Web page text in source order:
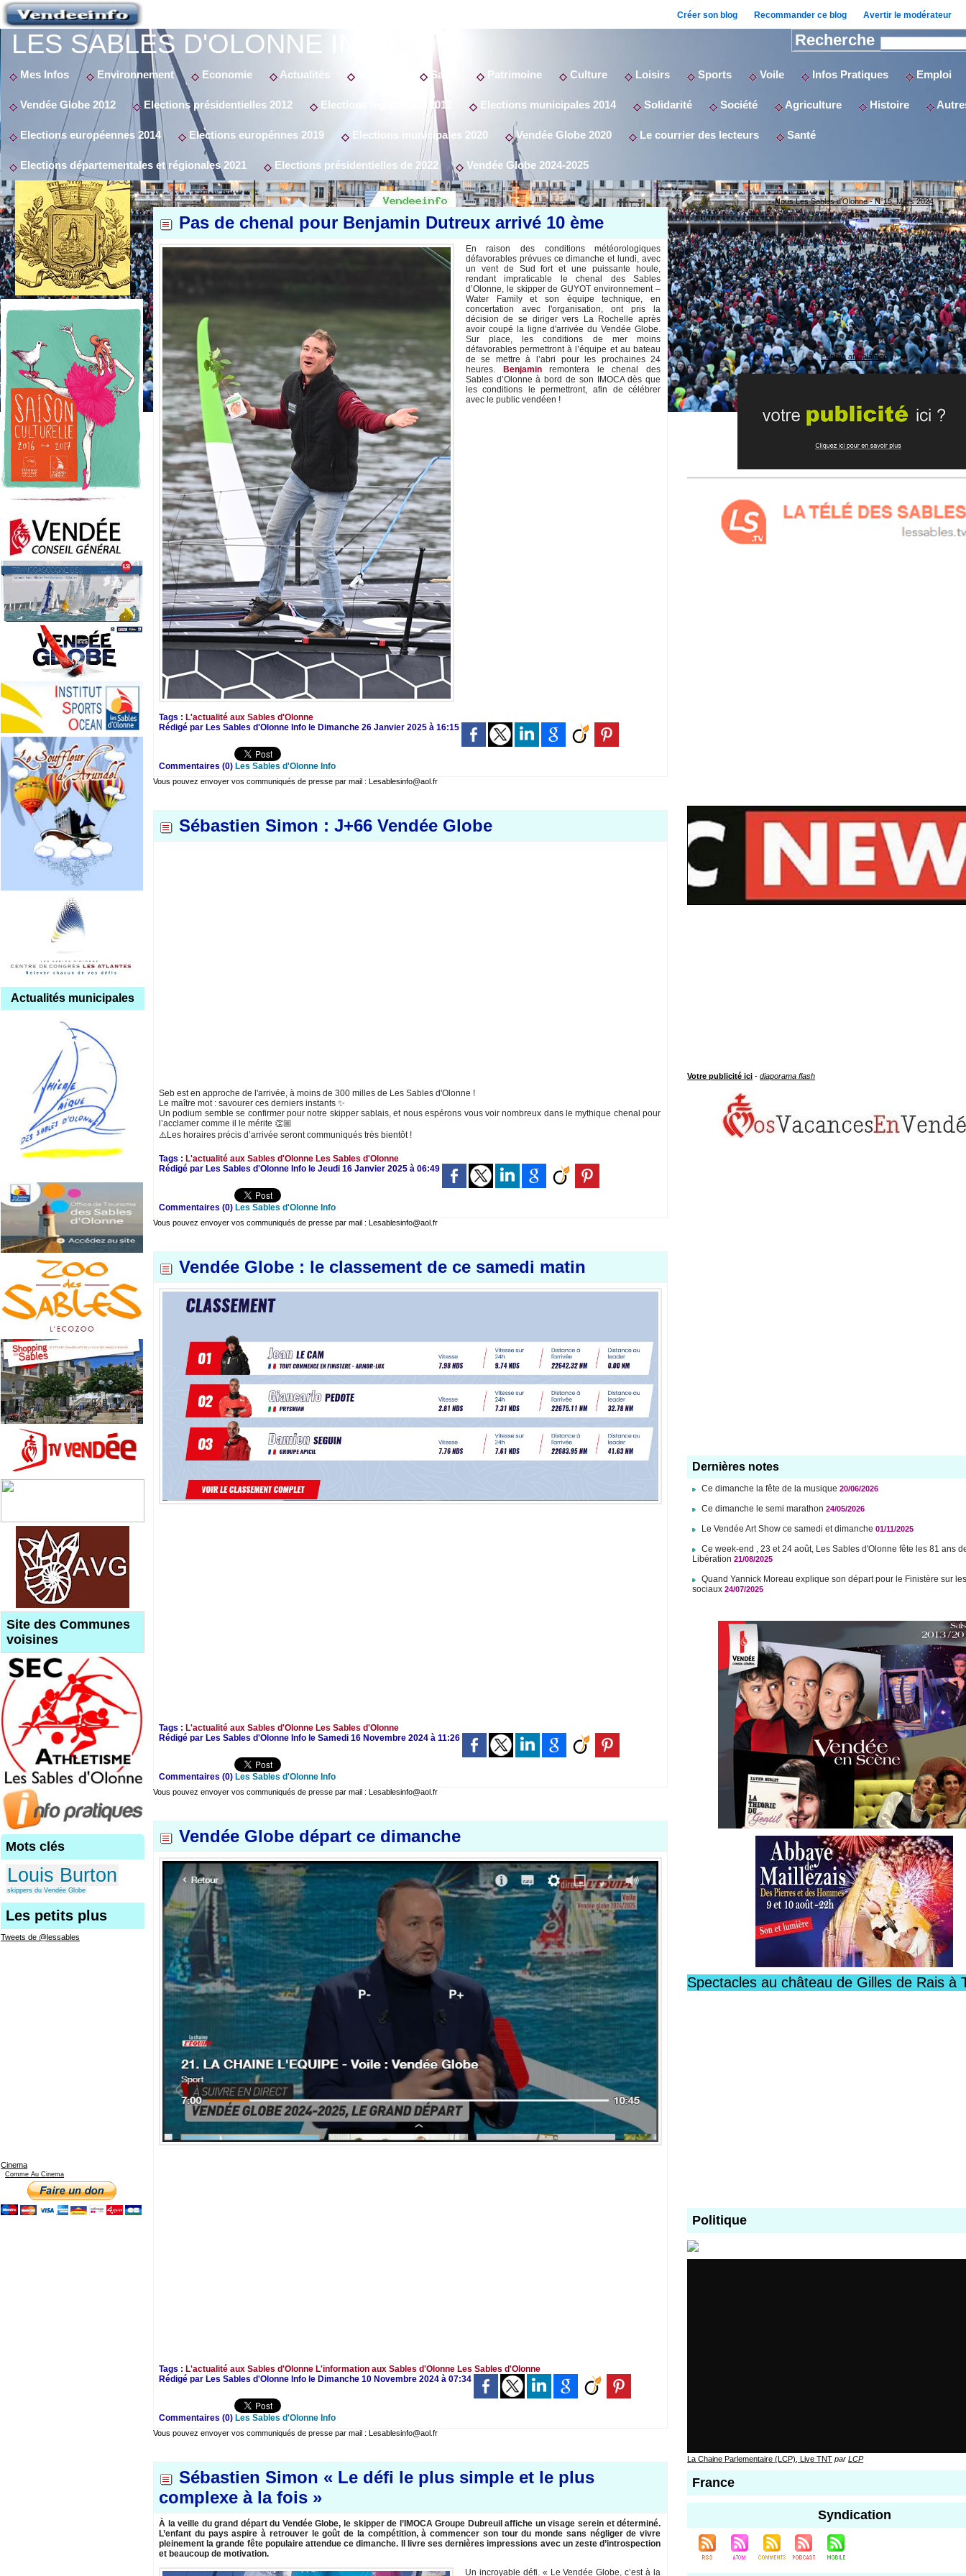
Créer son blog Recommander ce blog Avertir le modérateur
LES SABLES D'OLONNE INFO Recherche
Mes Infos Environnement Economie Actualités Santé Patrimoine Culture Loisirs Sports Voile Infos Pratiques Emploi
Vendée Globe 2012 Elections présidentielles 2012 Elections législatives 2012 Elections municipales 2014 Solidarité Société Agriculture Histoire
Elections européennes 2014 Elections europénnes 2019 Elections municipales 2020 Vendée Globe 2020 Le courrier des lecteurs Santé
Elections départementales et régionales 2021 Elections présidentielles de 2022 Vendée Globe 2024-2025
Actualités municipales
Site des Communes
voisines
Mots clés
Louis Burton
skippers du Vendée Globe
Les petits plus
Tweets de @lessables
Cinema
Comme Au Cinema
Pas de chenal pour Benjamin Dutreux arrivé 10 ème
En raison des conditions météorologiques
défavorables prévues ce dimanche et lundi, avec
un vent de Sud fort et une puissante houle,
rendant impraticable le chenal des Sables
d’Olonne, le skipper de GUYOT environnement –
Water Family et son équipe technique, en
concertation avec l'organisation, ont pris la
décision de se diriger vers La Rochelle après
avoir coupé la ligne d'arrivée du Vendée Globe.
Sur place, les conditions de mer moins
défavorables permettront à l’équipe et au bateau
de se mettre à l’abri pour les prochaines 24
heures.
Benjaminremontera le chenal des
Sables d’Olonne à bord de son IMOCA dès que
les conditions le permettront, afin de célébrer
avec le public vendéen !
Tags : L'actualité aux Sables d'Olonne
Rédigé par Les Sables d'Olonne Info le Dimanche 26 Janvier 2025 à 16:15
Commentaires (0) Les Sables d'Olonne Info
Vous pouvez envoyer vos communiqués de presse par mail : Lesablesinfo@aol.fr
Sébastien Simon : J+66 Vendée Globe
Seb est en approche de l'arrivée, à moins de 300 milles de Les Sables d'Olonne !
Le maître mot : savourer ces derniers instants ✨
Un podium semble se confirmer pour notre skipper sablais, et nous espérons vous voir nombreux dans le mythique chenal pour
l’acclamer comme il le mérite 👏🏼
⚠️Les horaires précis d’arrivée seront communiqués très bientôt !
Tags : L'actualité aux Sables d'Olonne Les Sables d'Olonne
Rédigé par Les Sables d'Olonne Info le Jeudi 16 Janvier 2025 à 06:49
Commentaires (0) Les Sables d'Olonne Info
Vous pouvez envoyer vos communiqués de presse par mail : Lesablesinfo@aol.fr
Vendée Globe : le classement de ce samedi matin
Tags :L'actualité aux Sables d'Olonne Les Sables d'Olonne
Rédigé par Les Sables d'Olonne Info le Samedi 16 Novembre 2024 à 11:26
Commentaires (0)Les Sables d'Olonne Info
Vous pouvez envoyer vos communiqués de presse par mail : Lesablesinfo@aol.fr
Vendée Globe départ ce dimanche
Tags : L'actualité aux Sables d'Olonne L'information aux Sables d'Olonne Les Sables d'Olonne
Rédigé par Les Sables d'Olonne Info le Dimanche 10 Novembre 2024 à 07:34
Commentaires (0) Les Sables d'Olonne Info
Vous pouvez envoyer vos communiqués de presse par mail : Lesablesinfo@aol.fr
Sébastien Simon « Le défi le plus simple et le plus
complexe à la fois »
À la veille du grand départ du Vendée Globe, le skipper de l’IMOCA Groupe Dubreuil affiche un visage serein et déterminé.
L’enfant du pays aspire à retrouver le goût de la compétition, à commencer son tour du monde sans négliger de vivre
pleinement la grande fête populaire attendue ce dimanche. Il livre ses dernières impressions avec un zeste d’introspection
et beaucoup de motivation.
Un incroyable défi. « Le Vendée Globe, c’est à la
Nous Les Sables d'Olonne - N°15, Mars 2024
Publish at Calameo
Votre publicité ici -diaporama flash
Dernières notes
Ce dimanche la fête de la musique 20/06/2026
Ce dimanche le semi marathon24/05/2026
Le Vendée Art Show ce samedi et dimanche 01/11/2025
Ce week-end , 23 et 24 août, Les Sables d'Olonne fête les 81 ans
Libération21/08/2025
Quand Yannick Moreau explique son départ pour le Finistère sur
sociaux 24/07/2025
Spectacles au château de Gilles de Rais à
Politique
La Chaine Parlementaire (LCP), Live TNT parLCP
France
Syndication